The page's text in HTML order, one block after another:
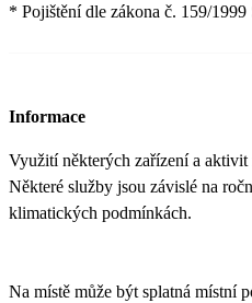
* Pojištění dle zákona č. 159/1999
Informace
Využití některých zařízení a
Některé služby jsou závislé na
klimatických podmínkách.
Na místě může být splatná místní